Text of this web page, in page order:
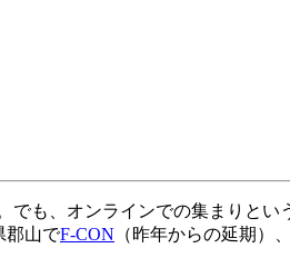
も、オンラインでの集まりとい
郡山でF-CON （昨年からの延期）